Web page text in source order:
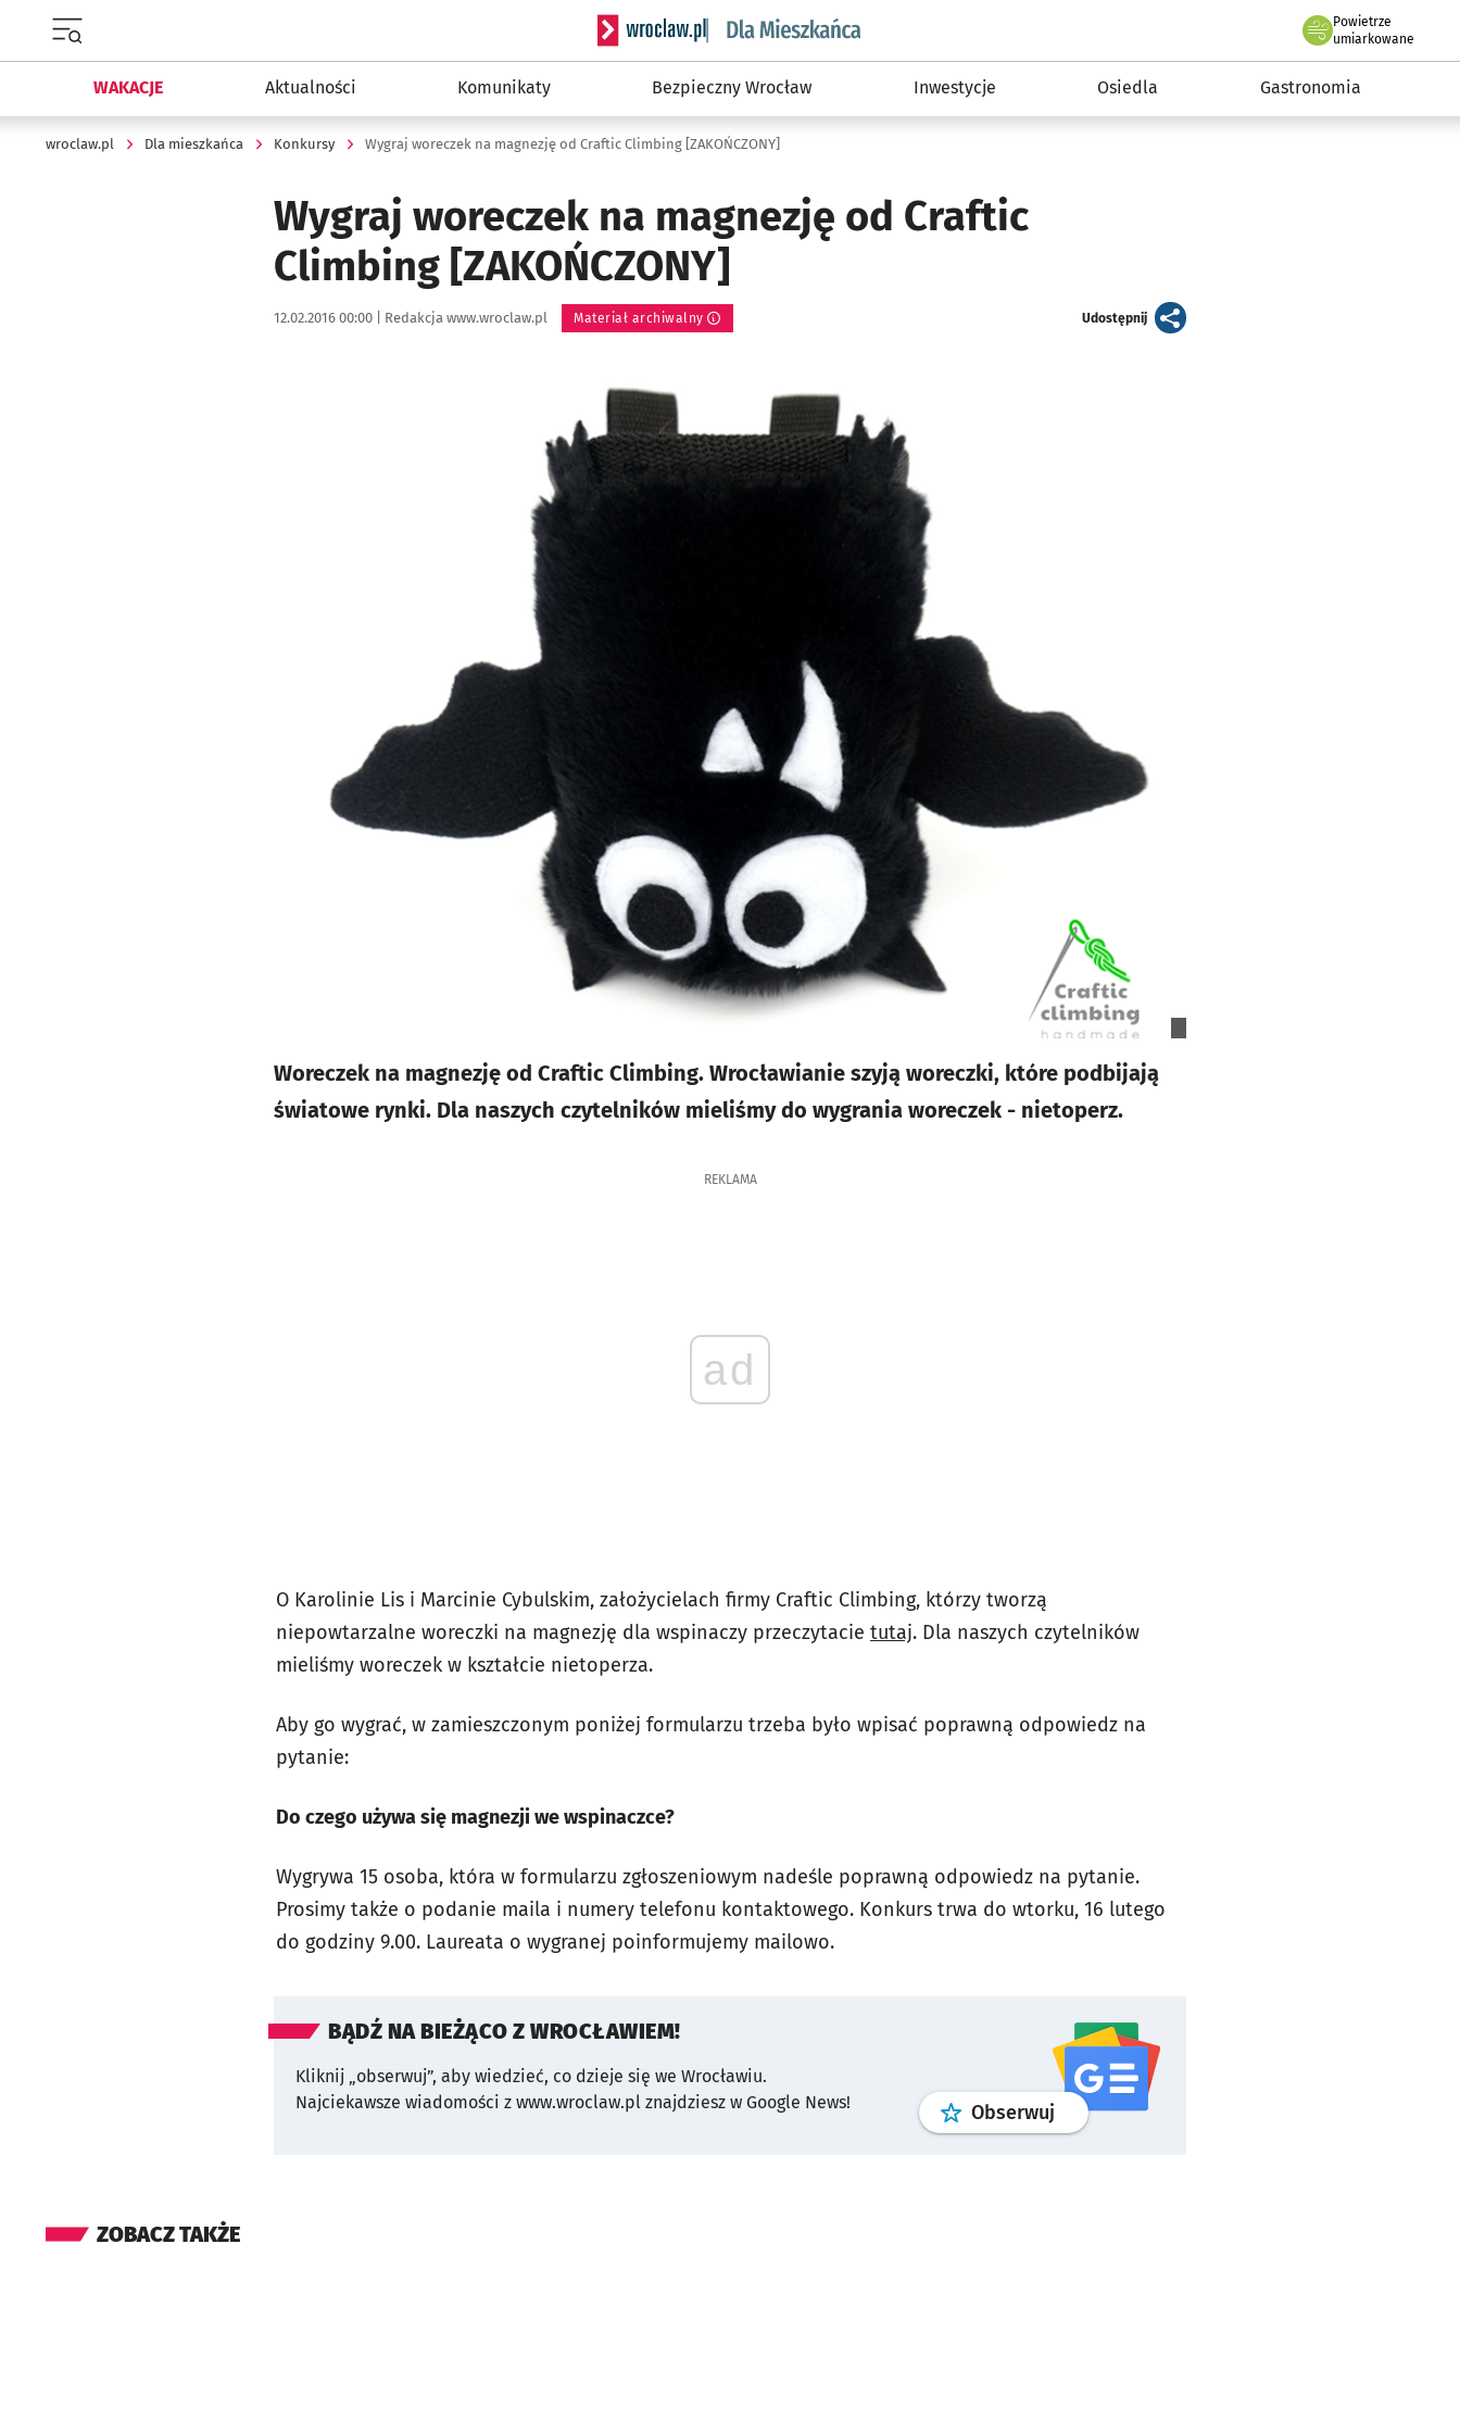
Serwis informacyjny wroclaw.pl podserwis: Dla mieszkańca
Powietrze
we Wrocławiu
umiarkowane
WAKACJE Aktualności Komunikaty Bezpieczny Wrocław Inwestycje Osiedla Gastronomia
wroclaw.pl Dla mieszkańca Konkursy Wygraj woreczek na magnezję od Craftic Climbing [ZAKOŃCZONY]
Wygraj woreczek na magnezję od Craftic
Climbing [ZAKOŃCZONY]
Data publikacji:
12.02.2016 00:00 | Autor:
Redakcja www.wroclaw.pl Materiał archiwalny Udostępnijartykuł
Woreczek na magnezję od Craftic Climbing. Wrocławianie szyją woreczki, które podbijają
światowe rynki. Dla naszych czytelników mieliśmy do wygrania woreczek - nietoperz.
REKLAMA
ad
O Karolinie Lis i Marcinie Cybulskim, założycielach firmy Craftic Climbing, którzy tworzą
niepowtarzalne woreczki na magnezję dla wspinaczy przeczytacie tutaj. Dla naszych czytelników
mieliśmy woreczek w kształcie nietoperza.
Aby go wygrać, w zamieszczonym poniżej formularzu trzeba było wpisać poprawną odpowiedz na
pytanie:
Do czego używa się magnezji we wspinaczce?
Wygrywa 15 osoba, która w formularzu zgłoszeniowym nadeśle poprawną odpowiedz na pytanie.
Prosimy także o podanie maila i numery telefonu kontaktowego. Konkurs trwa do wtorku, 16 lutego
do godziny 9.00. Laureata o wygranej poinformujemy mailowo.
BĄDŹ NA BIEŻĄCO Z WROCŁAWIEM!
Kliknij „obserwuj”, aby wiedzieć, co dzieje się we Wrocławiu.
Najciekawsze wiadomości z www.wroclaw.pl znajdziesz w Google News!
Obserwuj profilgoogle news
ZOBACZ TAKŻE